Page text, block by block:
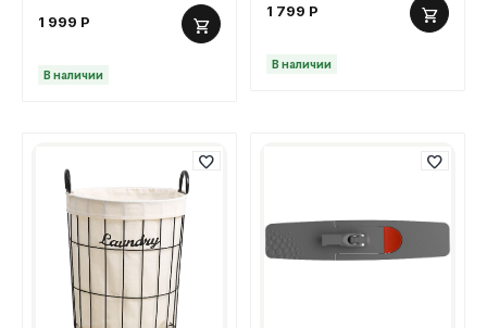
1 999 Р
В наличии
1 799 Р
В наличии